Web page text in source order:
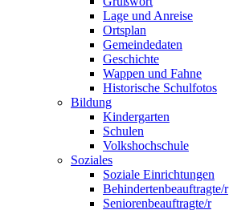
Lage und Anreise
Ortsplan
Gemeindedaten
Geschichte
Wappen und Fahne
Historische Schulfotos
Bildung
Kindergarten
Schulen
Volkshochschule
Soziales
Soziale Einrichtungen
Behindertenbeauftragte/r
Seniorenbeauftragte/r